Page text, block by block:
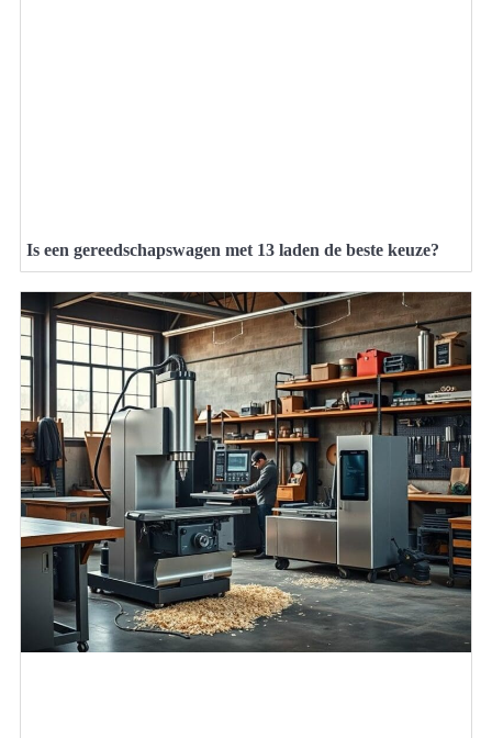
Is een gereedschapswagen met 13 laden de beste keuze?